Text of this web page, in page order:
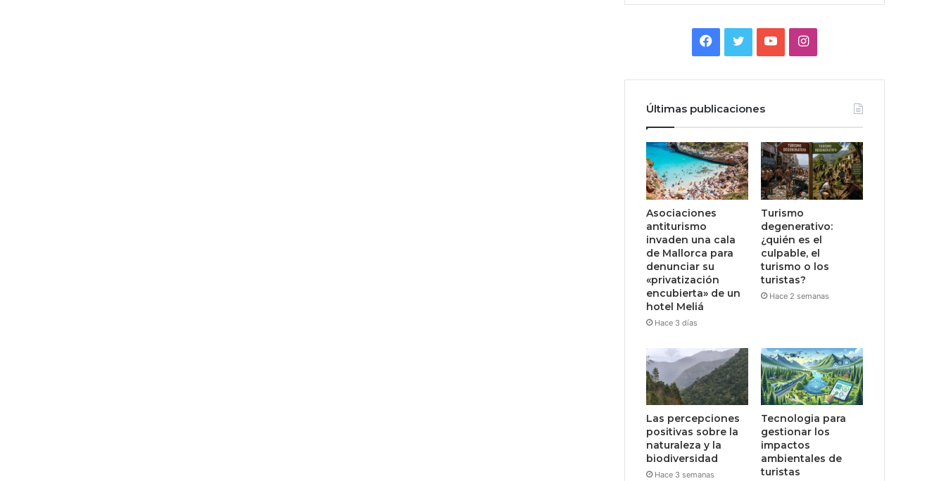
Facebook
TwitterYouTubeInstagram
Últimas publicaciones
Asociaciones
antiturismo
invaden una cala
de Mallorca para
denunciar su
«privatización
encubierta» de un
hotel Meliá
Hace 3 días
Turismo
degenerativo:
¿quién es el
culpable, el
turismo o los
turistas?
Hace 2 semanas
Las percepciones
positivas sobre la
naturaleza y la
biodiversidad
Hace 3 semanas
Tecnologia para
gestionar los
impactos
ambientales de
turistas